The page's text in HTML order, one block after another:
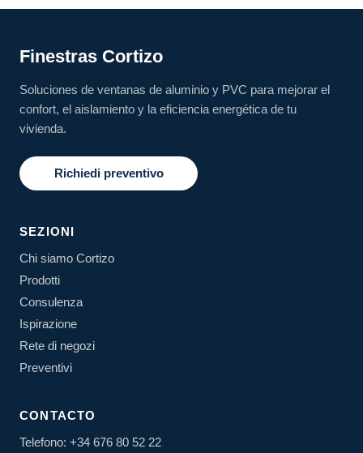
Finestras Cortizo
Soluciones de ventanas de aluminio y PVC para mejorar el
confort, el aislamiento y la eficiencia energética de tu
vivienda.
Richiedi preventivo
SEZIONI
Chi siamo Cortizo
Prodotti
Consulenza
Ispirazione
Rete di negozi
Preventivi
CONTACTO
Telefono: +34 676 80 52 22